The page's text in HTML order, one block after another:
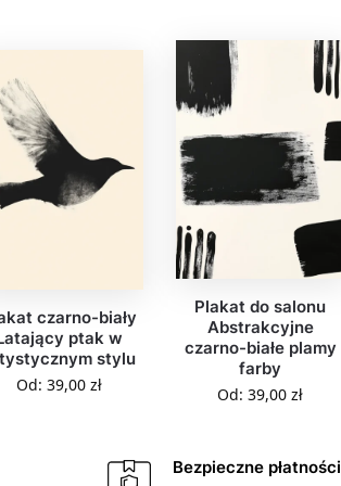
czarno-biały
ptak w
stylu
Od: 39,00 zł
Plakat do salonu
Abstrakcyjne
czarno-białe plamy
farby
Od:39,00zł
Bezpieczne płatności